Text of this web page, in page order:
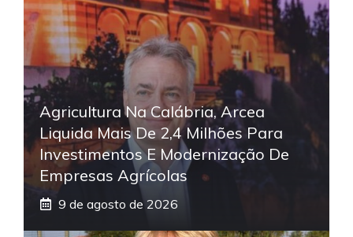
Agricultura Na Calábria, Arcea
Liquida Mais De 2,4 Milhões Para
Investimentos E Modernização De
Empresas Agrícolas
9 de agosto de 2026